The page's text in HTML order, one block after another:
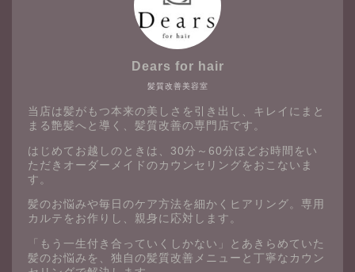
髪質改善美容室
Dears for hair
当店は髪がもつ本来の美しさを引き出し、キレイにまと
まる艶髪へと導く、髪質改善の専門店です。
はじめてお越しのときは、30分～60分ほどお時間をい
ただきオーダーメイドのカウンセリングをおこないま
す。
髪のお悩みや毎日のケア方法を細かくヒアリング。専用
カルテをお作りし、親身に応対します。
「もう一生付き合っていくしかない」とあきらめていた
髪のお悩みを、独自の髪質改善メニューと丁寧なカウン